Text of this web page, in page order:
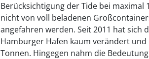
Berücksichtigung der Tide bei maximal
nicht von voll beladenen
angefahren werden. Seit 2011 hat sich
Hamburger Hafen kaum verändert und
Tonnen. Hingegen nahm die